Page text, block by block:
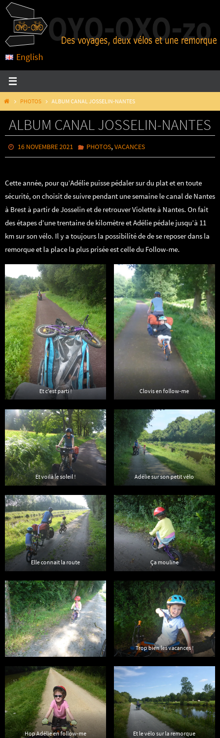
Passer
vers
contenu
English
HOMEPHOTOS ALBUM CANAL JOSSELIN-NANTES
ALBUM CANAL JOSSELIN-NANTES
16 NOVEMBRE 2021 PHOTOS,VACANCES
Cette année, pour qu’Adélie puisse pédaler sur du plat et en toute
sécurité, on choisit de suivre pendant une semaine le canal de Nantes
à Brest à partir de Josselin et de retrouver Violette à Nantes. On fait
des étapes d’une trentaine de kilomètre et Adélie pédale jusqu’à 11
km sur son vélo. Il y a toujours la possibilité de de se reposer dans la
remorque et la place la plus prisée est celle du Follow-me.
Et c’est parti ! Clovis en follow-me
Et voilà le soleil ! Adélie sur son petit vélo
Elle connait la route Ça mouline
Trop bien les vacances !
Hop Adélie en follow-me Et le vélo sur la remorque